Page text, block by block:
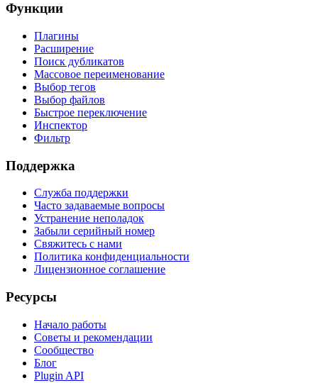
Функции
Плагины
Расширение
Поиск дубликатов
Массовое переименование
Выбор тегов
Выбор файлов
Быстрое переключение
Инспектор
Фильтр
Поддержка
Служба поддержки
Часто задаваемые вопросы
Устранение неполадок
Забыли серийный номер
Свяжитесь с нами
Политика конфиденциальности
Лицензионное соглашение
Ресурсы
Начало работы
Советы и рекомендации
Сообщество
Блог
Plugin API